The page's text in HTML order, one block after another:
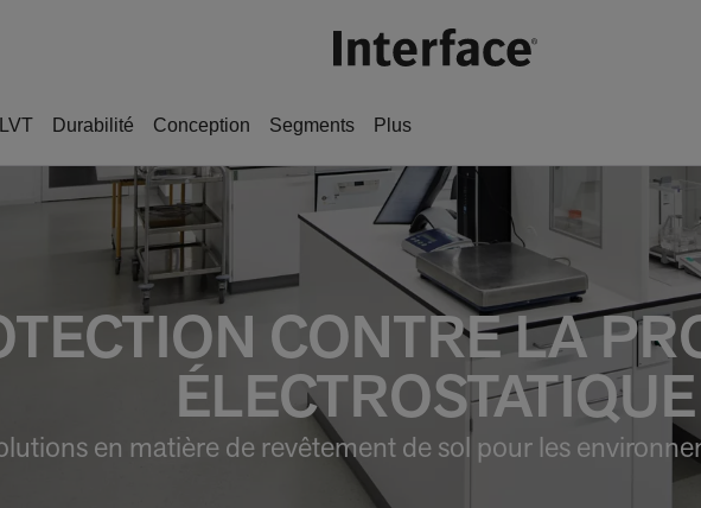
LVT Durabilité Conception Segments Plus
CONTRE LA
ÉLECTROSTATIQUE
en matière de revêtement de sol pour les